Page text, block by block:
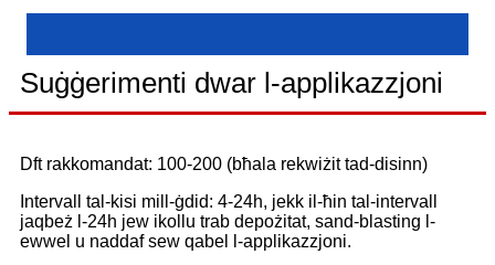
Suġġerimenti dwar l-applikazzjoni
Dft rakkomandat: 100-200 (bħala rekwiżit tad-disinn)
Intervall tal-kisi mill-ġdid: 4-24h, jekk il-ħin tal-intervall
jaqbeż l-24h jew ikollu trab depożitat, sand-blasting l-
ewwel u naddaf sew qabel l-applikazzjoni.